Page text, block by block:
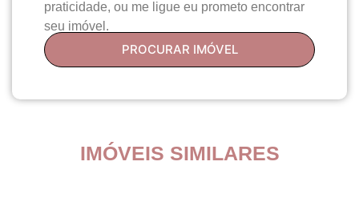
praticidade, ou me ligue eu prometo encontrar
seu imóvel.
PROCURAR IMÓVEL
IMÓVEIS SIMILARES